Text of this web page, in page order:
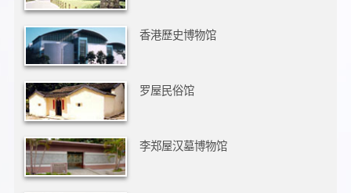
香港歷史博物馆
罗屋民俗馆
李郑屋汉墓博物馆